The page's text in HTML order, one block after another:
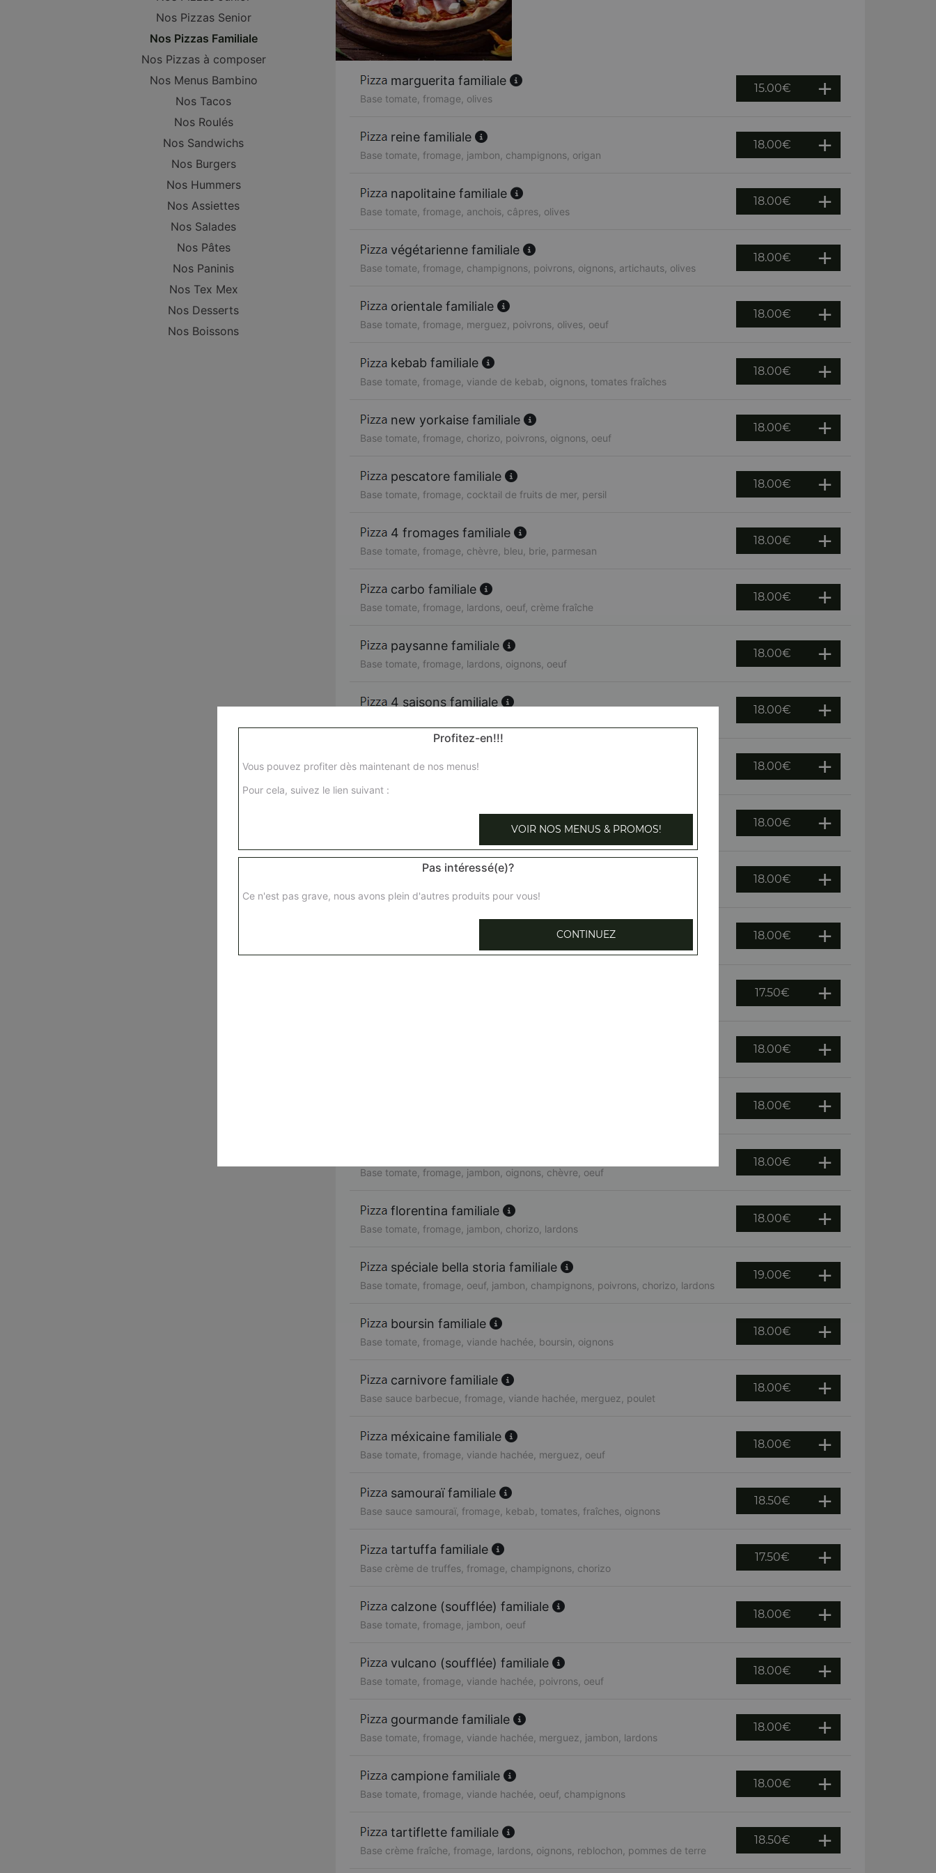
Nos Pizzas Senior
Nos Pizzas Familiale
Nos Pizzas à composer
Nos Menus Bambino
Nos Tacos
Nos Roulés
Nos Sandwichs
Nos Burgers
Nos Hummers
Nos Assiettes
Nos Salades
Nos Pâtes
Nos Paninis
Nos Tex Mex
Nos Desserts
Nos Boissons
marguerita familiale
Base tomate, fromage, olives
15.00€
reine familiale
Base tomate, fromage, jambon, champignons, origan
18.00€
napolitaine familiale
Base tomate, fromage, anchois, câpres, olives
18.00€
végétarienne familiale
Base tomate, fromage, champignons, poivrons, oignons, artichauts, olives
18.00€
orientale familiale
Base tomate, fromage, merguez, poivrons, olives, oeuf
18.00€
kebab familiale
Base tomate, fromage, viande de kebab, oignons, tomates fraîches
18.00€
new yorkaise familiale
Base tomate, fromage, chorizo, poivrons, oignons, oeuf
18.00€
pescatore familiale
Base tomate, fromage, cocktail de fruits de mer, persil
18.00€
4 fromages familiale
Base tomate, fromage, chèvre, bleu, brie, parmesan
18.00€
carbo familiale
Base tomate, fromage, lardons, oeuf, crème fraîche
18.00€
paysanne familiale
Base tomate, fromage, lardons, oignons, oeuf
18.00€
4 saisons familiale
18.00€
18.00€
boisée familiale
Sauce gruyère, fromage, poulet, champignons, oignons
18.00€
du chef familiale
Base tomate, fromage, viande hachée, jambon, oeuf
18.00€
18.00€
17.50€
18.00€
18.00€
Base tomate, fromage, jambon, oignons, chèvre, oeuf
18.00€
florentina familiale
Base tomate, fromage, jambon, chorizo, lardons
18.00€
spéciale bella storia familiale
Base tomate, fromage, oeuf, jambon, champignons, poivrons, chorizo, lardons
19.00€
boursin familiale
Base tomate, fromage, viande hachée, boursin, oignons
18.00€
carnivore familiale
Base sauce barbecue, fromage, viande hachée, merguez, poulet
18.00€
méxicaine familiale
Base tomate, fromage, viande hachée, merguez, oeuf
18.00€
samouraï familiale
Base sauce samouraï, fromage, kebab, tomates, fraîches, oignons
18.50€
tartuffa familiale
Base crème de truffes, fromage, champignons, chorizo
17.50€
calzone (soufflée) familiale
Base tomate, fromage, jambon, oeuf
18.00€
vulcano (soufflée) familiale
Base tomate, fromage, viande hachée, poivrons, oeuf
18.00€
gourmande familiale
Base tomate, fromage, viande hachée, merguez, jambon, lardons
18.00€
campione familiale
Base tomate, fromage, viande hachée, oeuf, champignons
18.00€
tartiflette familiale
Base crème fraîche, fromage, lardons, oignons, reblochon, pommes de terre
18.50€
Profitez-en!!!
Vous pouvez profiter dès maintenant de nos menus!
Pour cela, suivez le lien suivant :
VOIR NOS MENUS & PROMOS!
Pas intéressé(e)?
Ce n'est pas grave, nous avons plein d'autres produits pour vous!
CONTINUEZ